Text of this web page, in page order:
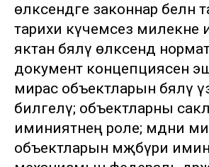
өлкәсендәге законнар
тарихи күчемсез милекне
яктан бәяләү өлкәсендә
документ концепциясен
мирас объектларын бәяләү
билгеләү; объектларны
иминиятнең роле; мәдәни
объектларын мәҗбүри